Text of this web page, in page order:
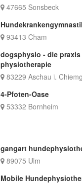
47665 Sonsbeck
93413 Cham
dogsphysio - die
physiotherapie
83229 Aschau i.
4-Pfoten-Oase
53332 Bornheim
gangart
89075 Ulm
Mobile